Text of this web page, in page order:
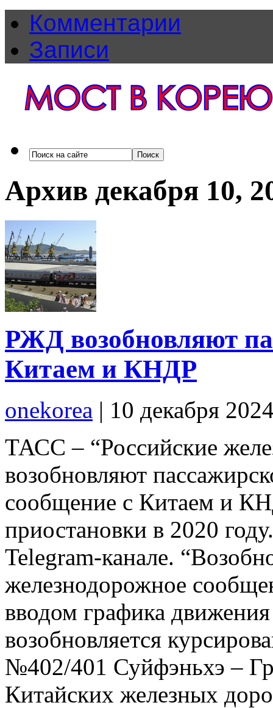
Комментарии
Записи
Архив декабря 10,
РЖД возобновляют
Китаем и КНДР
onekorea | 10 декабря
ТАСС – “Российские
возобновляют
сообщение с Китаем и
приостановки в 2020
Telegram-канале.
железнодорожное
вводом графика
возобновляется
№402/401 Суйфэньхэ –
Китайских железных